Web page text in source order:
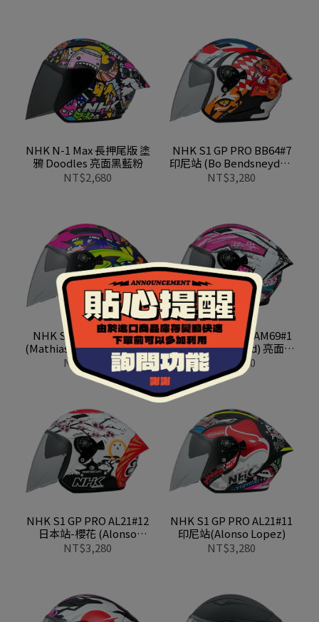
NHK N-1 Max 長押尾版 塗
鴉 Doodles 亮面黑藍粉
NT$2,680
NHK S1 GP PRO BB64#7
印尼站 (Bo Bendsneyder)
白紅
NT$3,280
NHK S1 GP PRO MT18
(Mathias Tamburini) 亮面
黑金屬藍
NT$3,280
NHK S1 GP PRO AM69#1
(Archie Mcdonald) 亮面白
湖水綠粉
NT$3,280
NHK S1 GP PRO AL21#12
日本站-櫻花 (Alonso
Lopez) 亮面金粉白
NT$3,280
NHK S1 GP PRO AL21#11
印尼站(Alonso Lopez)
NT$3,280